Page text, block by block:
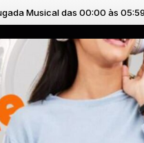
das 00:00 às 05:59